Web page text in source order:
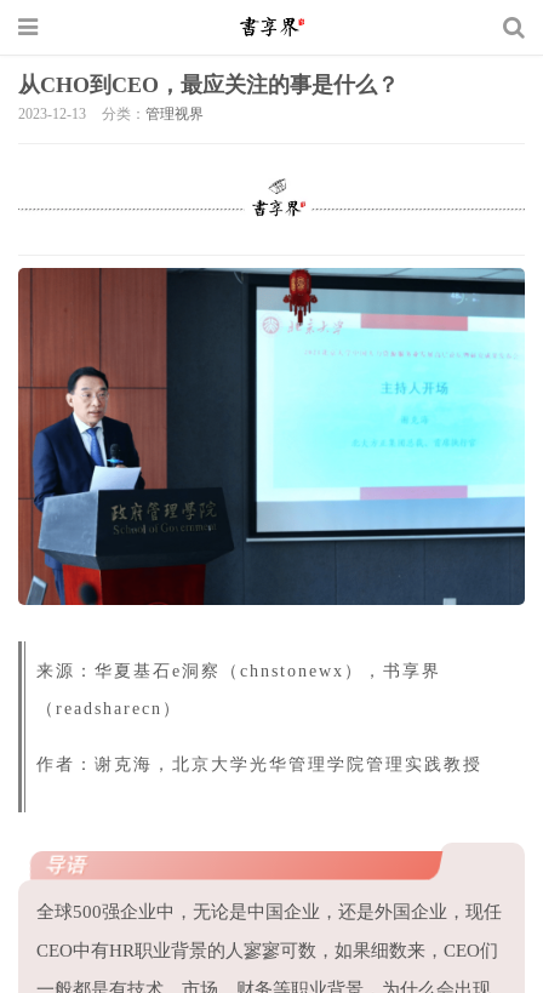
从CHO到CEO，最应关注的事是什么？
2023-12-13 分类： 管理视界
版权声明
来源：华夏基石e洞察（chnstonewx），书享界
（readsharecn）
作者：谢克海，北京大学光华管理学院管理实践教授
导语
全球500强企业中，无论是中国企业，还是外国企业，现任
CEO中有HR职业背景的人寥寥可数，如果细数来，CEO们